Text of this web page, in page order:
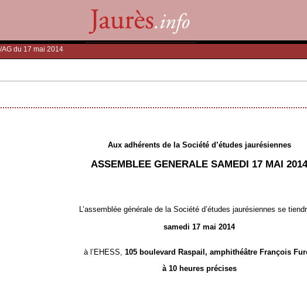
/AG du 17 mai 2014
Aux adhérents de la Société d’études jaurésiennes
ASSEMBLEE GENERALE SAMEDI 17 MAI
L’assemblée générale de la Société d’études jaurésiennes se
samedi 17 mai 2014
à l’EHESS,105 boulevard Raspail, amphithéâtre François
à 10 heures précises